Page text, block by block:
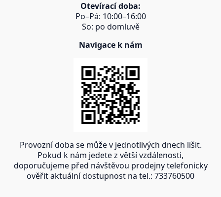
Otevírací doba:
Po–Pá: 10:00–16:00
So: po domluvě
Navigace k nám
Provozní doba se může v jednotlivých dnech lišit.
Pokud k nám jedete z větší vzdálenosti,
doporučujeme před návštěvou prodejny telefonicky
ověřit aktuální dostupnost na tel.: 733760500